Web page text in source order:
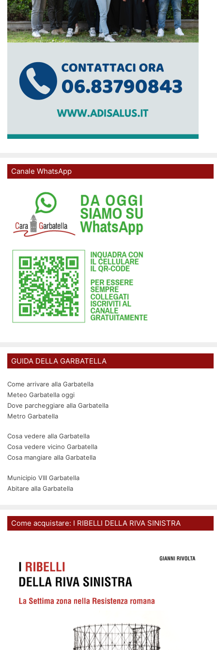
Canale WhatsApp
GUIDA DELLA GARBATELLA
Come arrivare alla Garbatella
Meteo Garbatella oggi
Dove parcheggiare alla Garbatella
Metro Garbatella
Cosa vedere alla Garbatella
Cosa vedere vicino Garbatella
Cosa mangiare alla Garbatella
Municipio VIII Garbatella
Abitare alla Garbatella
Come acquistare: I RIBELLI DELLA RIVA SINISTRA